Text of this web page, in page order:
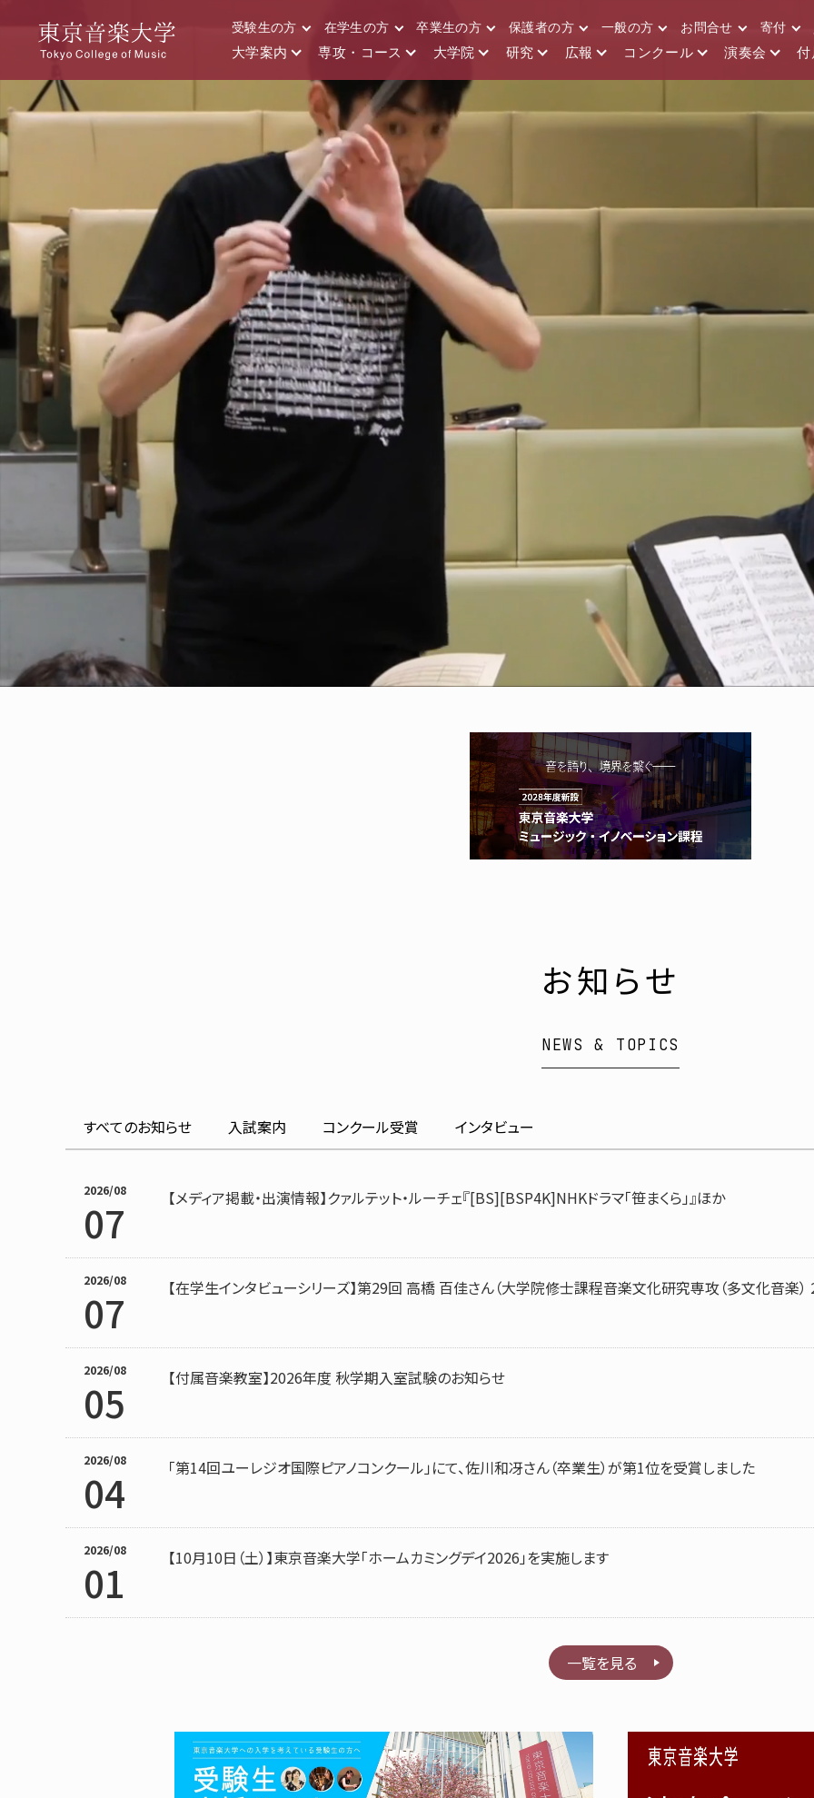
受験生の方 在学生の方 卒業生の方 保護者の方 一般の方 お問合せ 寄付
大学案内 専攻・コース 大学院 研究 広報 コンクール 演奏会 付
お知らせ
NEWS & TOPICS
すべてのお知らせ 入試案内 コンクール受賞 インタビュー
2026/08
07 【メディア掲載・出演情報】クァルテット・ルーチェ『[BS][BSP4K]NHKドラマ「笹まくら」』ほか
2026/08
07 【在学生インタビューシリーズ】第29回 高橋 百佳さん（大学院修士課程音楽文化研究専攻（多文化音楽）
2026/08
05 【付属音楽教室】2026年度 秋学期入室試験のお知らせ
2026/08
04 「第14回ユーレジオ国際ピアノコンクール」にて、佐川和冴さん（卒業生）が第1位を受賞しました
2026/08
01 【10月10日（土）】東京音楽大学「ホームカミングデイ2026」を実施します
一覧を見る